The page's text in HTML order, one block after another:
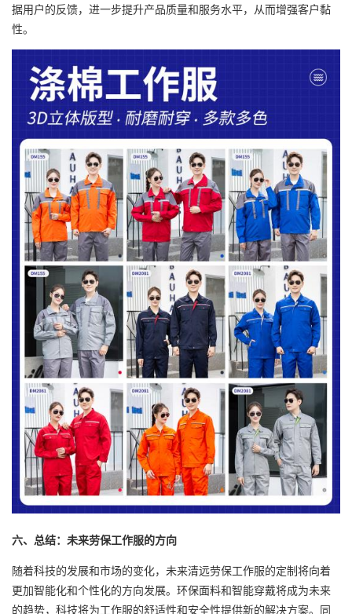
据用户的反馈，进一步提升产品质量和服务水平，从而增强客户黏
性。
六、总结：未来劳保工作服的方向
随着科技的发展和市场的变化，未来清远劳保工作服的定制将向着
更加智能化和个性化的方向发展。环保面料和智能穿戴将成为未来
的趋势，科技将为工作服的舒适性和安全性提供新的解决方案。同